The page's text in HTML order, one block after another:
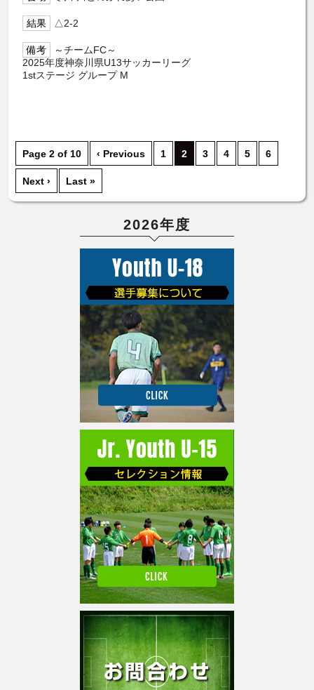
△2-2
～チームFC～
2025年度神奈川県U13サッカーリーグ
1stステージ グループ M
Page 2 of 10 ‹ Previous 1 2 3 4 5 6
Next › Last »
2026年度